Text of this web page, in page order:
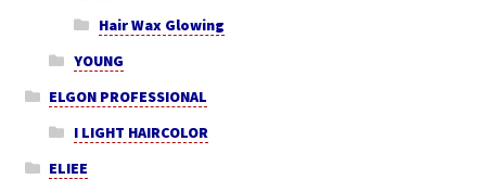
Hair Wax Glowing
YOUNG
ELGON PROFESSIONAL
I LIGHT HAIRCOLOR
ELIEE